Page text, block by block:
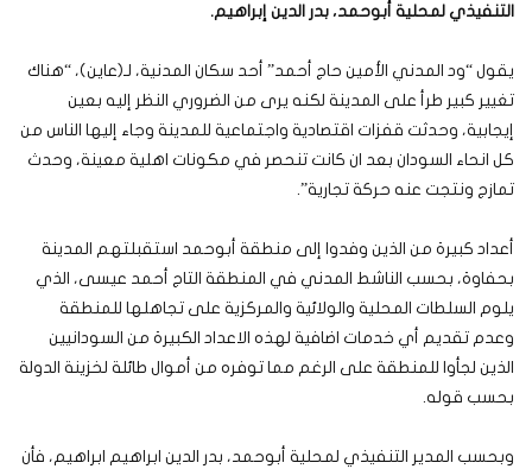
التنفيذي لمحلية أبوحمد، بدر الدين إبراهيم.
يقول “ود المدني الأمين حاج أحمد” أحد سكان المدنية، لـ(عاين)، “هناك
تغيير كبير طرأ على المدينة لكنه يرى من الضروري النظر إليه بعين
إيجابية، وحدثت قفزات اقتصادية واجتماعية للمدينة وجاء إليها الناس من
كل انحاء السودان بعد ان كانت تنحصر في مكونات اهلية معينة، وحدث
تمازج ونتجت عنه حركة تجارية”.
أعداد كبيرة من الذين وفدوا إلى منطقة أبوحمد استقبلتهم المدينة
بحفاوة، بحسب الناشط المدني في المنطقة التاج أحمد عيسى، الذي
يلوم السلطات المحلية والولائية والمركزية على تجاهلها للمنطقة
وعدم تقديم أي خدمات اضافية لهذه الاعداد الكبيرة من السودانيين
الذين لجأوا للمنطقة على الرغم مما توفره من أموال طائلة لخزينة الدولة
بحسب قوله.
وبحسب المدير التنفيذي لمحلية أبوحمد، بدر الدين ابراهيم ابراهيم، فأن